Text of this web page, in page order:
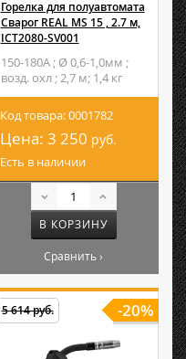
Горелка для полуавтомата
Сварог REAL MS 15 , 2.7 м,
ICT2080-SV001
150-180А ; Ø 0,6-1,0мм ;
возд. охл ; 2,7 м; 1,4 кг
Код товара: 0001782
Цена: 3 250 руб.
Есть в наличии
В КОРЗИНУ
Сравнить ›
-20%
5 614 руб.